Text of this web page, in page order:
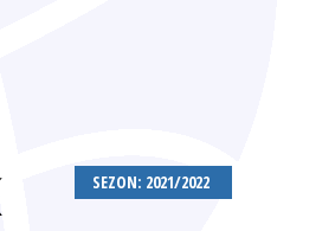
SEZON: 2021/2022